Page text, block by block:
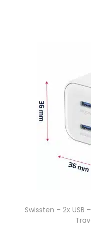
Swissten – 2x USB